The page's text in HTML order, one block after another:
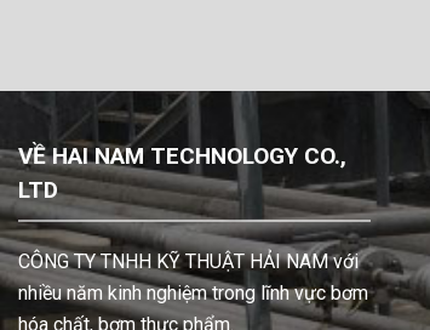
VỀ HAI NAM TECHNOLOGY CO.,
LTD
CÔNG TY TNHH KỸ THUẬT HẢI NAM với
nhiều năm kinh nghiệm trong lĩnh vực bơm
hóa chất, bơm thực phẩm.